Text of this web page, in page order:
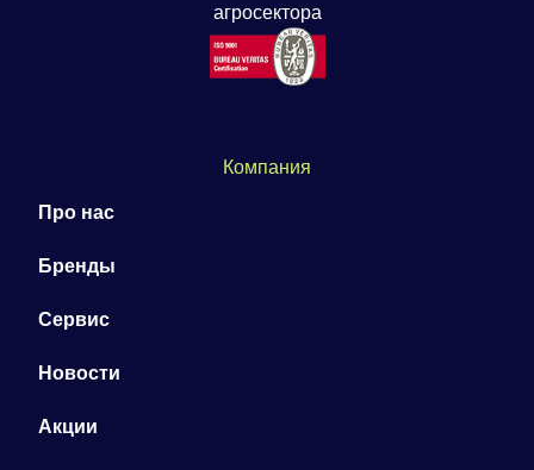
агросектора
Компания
Про нас
Бренды
Сервис
Новости
Акции